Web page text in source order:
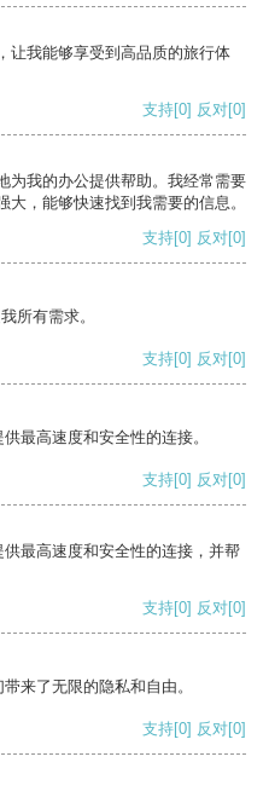
让我能够享受到高品质的旅行体
支持[0] 反对[0]
为我的办公提供帮助。我经常需要
，能够快速找到我需要的信息。
支持[0] 反对[0]
所有需求。
支持[0] 反对[0]
最高速度和安全性的连接。
支持[0] 反对[0]
最高速度和安全性的连接，并帮
支持[0] 反对[0]
来了无限的隐私和自由。
支持[0] 反对[0]